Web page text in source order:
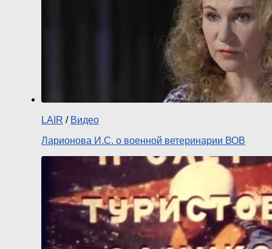
LAIR / Видео
Ларионова И.С. о военной ветеринарии ВОВ